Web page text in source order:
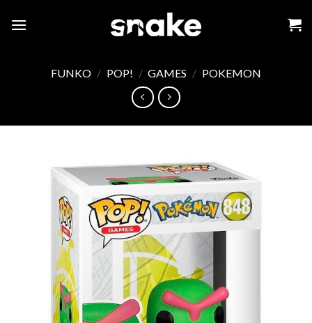
FUNKO / POP! / GAMES / POKEMON